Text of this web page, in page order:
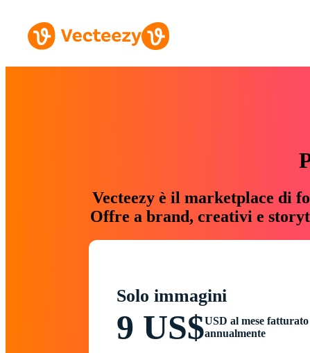
Vecteezy è il marketplace di
Offre a brand, creativi e
Solo immagini
9 US$USD al mese fatturato
annualmente